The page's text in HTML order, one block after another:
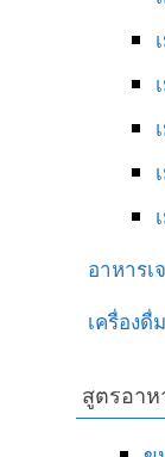
อาหารเจ
เครื่องดื่ม
สูตรอา